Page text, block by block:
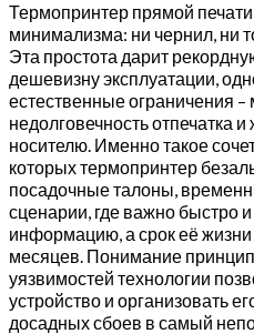
Термопринтер прямой
минимализма: ни чернил, ни
Эта простота дарит
дешевизну эксплуатации,
естественные ограничения
недолговечность отпечатка
носителю. Именно такое
которых термопринтер
посадочные талоны,
сценарии, где важно быстро
информацию, а срок её
месяцев. Понимание
уязвимостей технологии
устройство и организовать
досадных сбоев в самый